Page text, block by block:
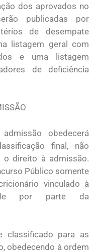
dos aprovados no
publicadas por
de desempate
listagem geral com
e uma listagem
de deficiência
obedecerá
final, não
o direito à admissão.
Público somente
vinculado à
por parte da
classificado para as
obedecendo à ordem